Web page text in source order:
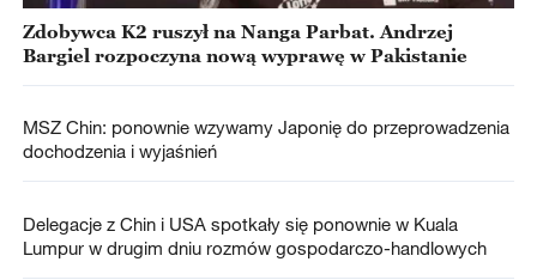
Zdobywca K2 ruszył na Nanga Parbat. Andrzej
Bargiel rozpoczyna nową wyprawę w Pakistanie
MSZ Chin: ponownie wzywamy Japonię do przeprowadzenia
dochodzenia i wyjaśnień
Delegacje z Chin i USA spotkały się ponownie w Kuala
Lumpur w drugim dniu rozmów gospodarczo-handlowych